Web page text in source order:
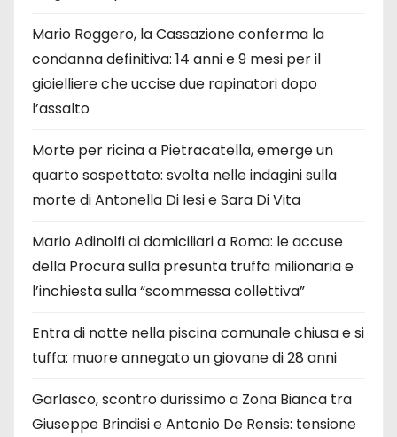
Mario Roggero, la Cassazione conferma la
condanna definitiva: 14 anni e 9 mesi per il
gioielliere che uccise due rapinatori dopo
l’assalto
Morte per ricina a Pietracatella, emerge un
quarto sospettato: svolta nelle indagini sulla
morte di Antonella Di Iesi e Sara Di Vita
Mario Adinolfi ai domiciliari a Roma: le accuse
della Procura sulla presunta truffa milionaria e
l’inchiesta sulla “scommessa collettiva”
Entra di notte nella piscina comunale chiusa e si
tuffa: muore annegato un giovane di 28 anni
Garlasco, scontro durissimo a Zona Bianca tra
Giuseppe Brindisi e Antonio De Rensis: tensione